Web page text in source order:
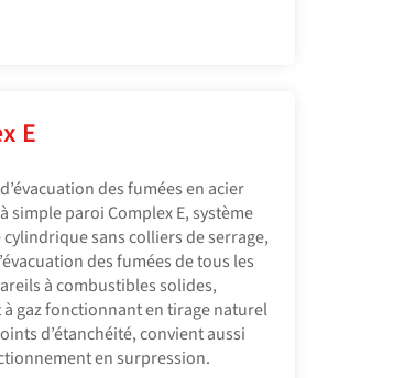
E
des fumées en acier
simple paroi Complex E, système
cylindrique sans colliers de serrage,
des fumées de tous les
à combustibles solides,
à gaz fonctionnant en tirage naturel
d’étanchéité, convient aussi
en surpression.